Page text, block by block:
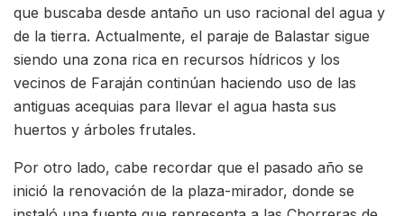
que buscaba desde antaño un uso racional del agua y
de la tierra. Actualmente, el paraje de Balastar sigue
siendo una zona rica en recursos hídricos y los
vecinos de Faraján continúan haciendo uso de las
antiguas acequias para llevar el agua hasta sus
huertos y árboles frutales.
Por otro lado, cabe recordar que el pasado año se
inició la renovación de la plaza-mirador, donde se